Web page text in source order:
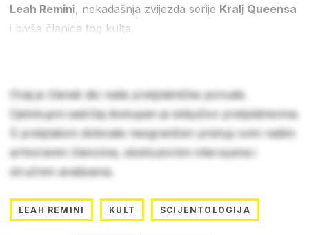
Leah Remini, nekadašnja zvijezda serije Kralj Queensa
i bivša članica tog kulta.
Ovaj je članak dio naše pretplatničke ponude.
Cjelokupni sadržaj dostupan je isključivo pretplatnicima.
S pretplatom dobivate neograničen pristup svim našim
arhiviranim člancima, ekskluzivnim intervjuima i
stručnim analizama.
LEAH REMINI KULT SCIJENTOLOGIJA